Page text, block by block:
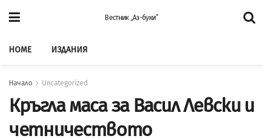
Вестник „Аз-буки”
HOME ИЗДАНИЯ
Начало Uncategorized
Кръгла маса за Васил Левски и
четничеството